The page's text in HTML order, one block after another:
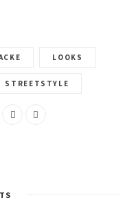
LOOKS
STREETSTYLE